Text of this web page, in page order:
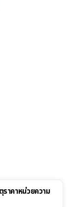
าคาหน่วยความ